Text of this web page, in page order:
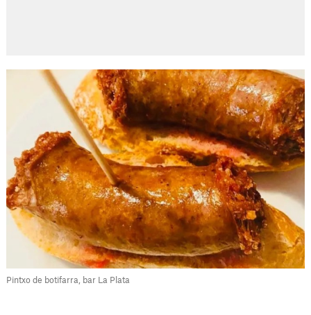
Pintxo de botifarra, bar La Plata